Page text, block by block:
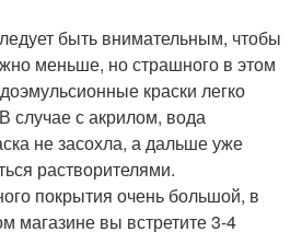
быть внимательным, чтобы
меньше, но страшного в этом
краски легко
случае с акрилом, вода
не засохла, а дальше уже
растворителями.
покрытия очень большой, в
магазине вы встретите 3-4